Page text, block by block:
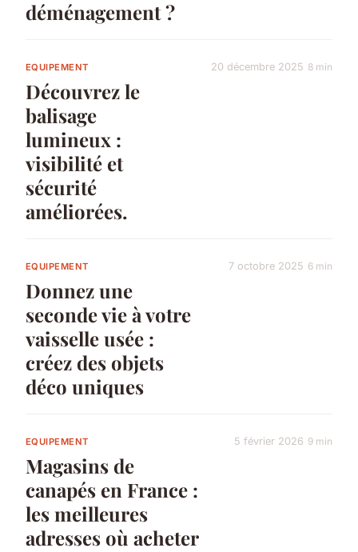
déménagement ?
EQUIPEMENT
Découvrez le
balisage
lumineux :
visibilité et
sécurité
améliorées.
20 décembre 2025 8 min
EQUIPEMENT
Donnez une
seconde vie à votre
vaisselle usée :
créez des objets
déco uniques
7 octobre 2025 6 min
EQUIPEMENT
Magasins de
canapés en France :
les meilleures
adresses où acheter
5 février 2026 9 min